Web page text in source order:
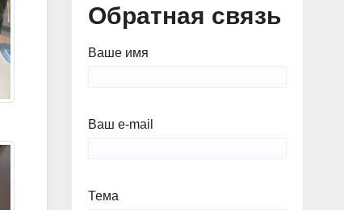
Обратная связь
Ваше имя
Ваш e-mail
Тема